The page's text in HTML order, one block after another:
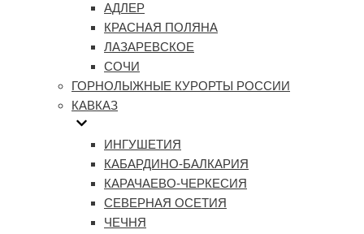
АДЛЕР
КРАСНАЯ ПОЛЯНА
ЛАЗАРЕВСКОЕ
СОЧИ
ГОРНОЛЫЖНЫЕ КУРОРТЫ РОССИИ
КАВКАЗ
ИНГУШЕТИЯ
КАБАРДИНО-БАЛКАРИЯ
КАРАЧАЕВО-ЧЕРКЕСИЯ
СЕВЕРНАЯ ОСЕТИЯ
ЧЕЧНЯ